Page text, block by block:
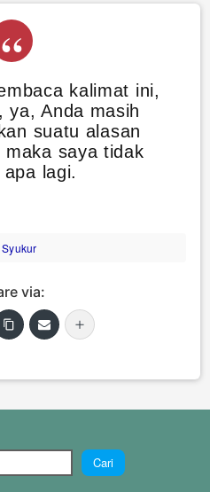
kalimat ini,
Anda masih
suatu alasan
saya tidak
lagi.
Syukur
via:
Cari